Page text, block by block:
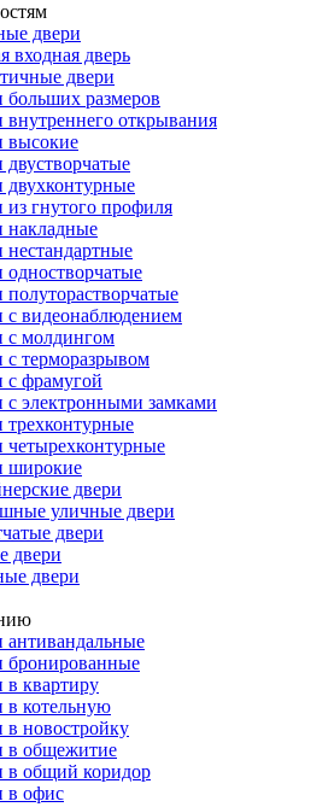
двери
входная дверь
двери
больших размеров
внутреннего открывания
высокие
двустворчатые
двухконтурные
из гнутого профиля
накладные
нестандартные
одностворчатые
полуторастворчатые
с видеонаблюдением
с молдингом
с терморазрывом
с фрамугой
с электронными замками
трехконтурные
четырехконтурные
широкие
двери
уличные двери
двери
двери
двери
антивандальные
бронированные
в квартиру
в котельную
в новостройку
в общежитие
в общий коридор
в офис